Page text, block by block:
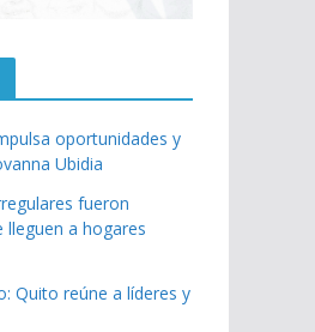
oportunidades y
Ubidia
fueron
lleguen a hogares
Quito reúne a líderes y